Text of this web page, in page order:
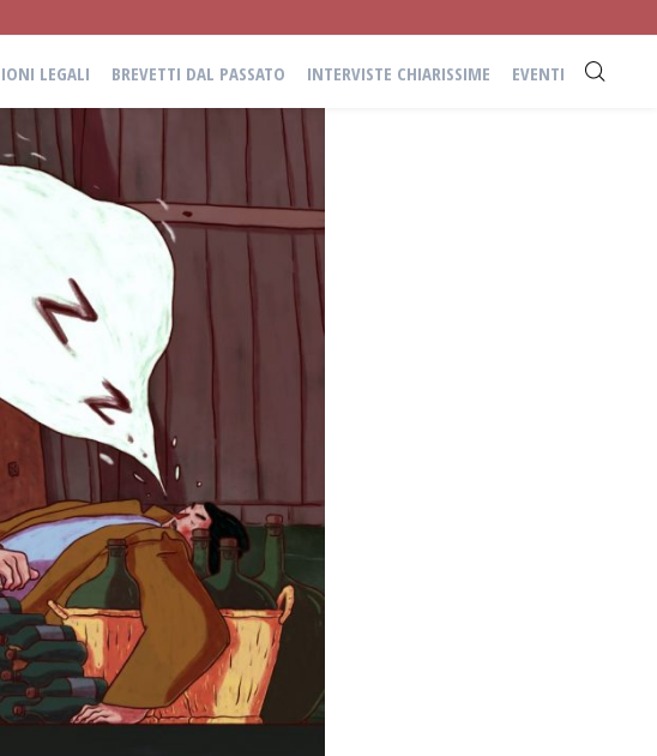
LEGALI BREVETTI DAL PASSATO INTERVISTE CHIARISSIME EVENTI